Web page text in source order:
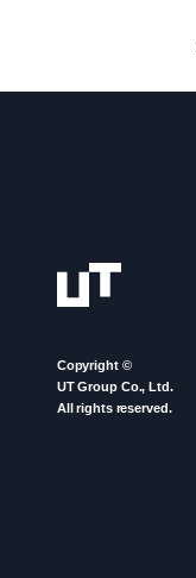
Copyright ©
UT Group Co., Ltd.
All rights reserved.